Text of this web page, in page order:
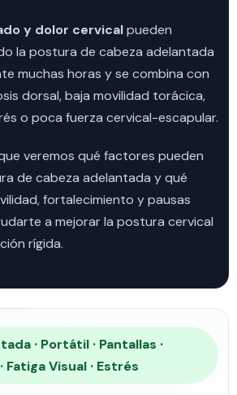
y dolor cervicalpueden
la postura de cabeza adelantada
muchas horas y se combina con
dorsal, baja movilidad torácica,
o poca fuerza cervical-escapular.
veremos qué factores pueden
de cabeza adelantada y qué
fortalecimiento y pausas
a mejorar la postura cervical
rígida.
· Portátil · Pantallas ·
Visual · Estrés